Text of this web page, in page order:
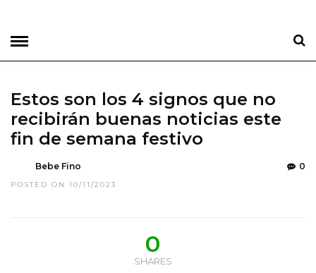
Estos son los 4 signos que no
recibirán buenas noticias este
fin de semana festivo
Bebe Fino
POSTED ON 10/11/2023
0
0
SHARES